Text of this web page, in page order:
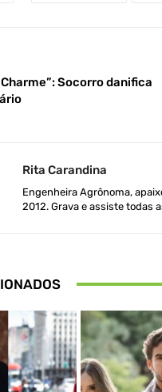
Socorro danifica
Rita Carandina
Engenheira Agrônoma,
2012. Grava e assiste todas